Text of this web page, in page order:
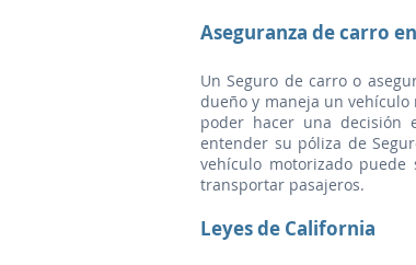
Aseguranza de carro
Un Seguro de carro o
dueño y maneja un
poder hacer una decisión
entender su póliza de
vehículo motorizado
transportar pasajeros.
Leyes de California